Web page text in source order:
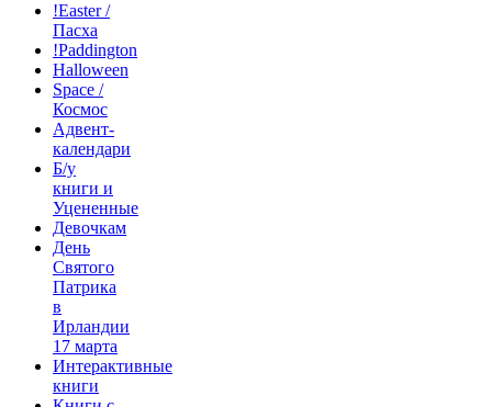
!Easter /
Пасха
!Paddington
Halloween
Space /
Космос
Адвент-
календари
Б/у
книги и
Уцененные
Девочкам
День
Святого
Патрика
в
Ирландии
17 марта
Интерактивные
книги